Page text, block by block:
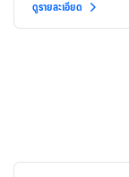
ดูรายละเอียด